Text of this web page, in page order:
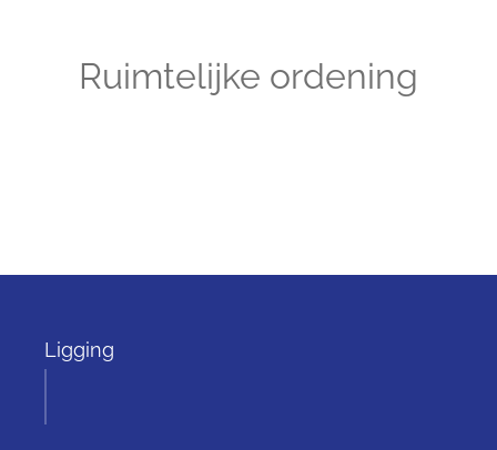
Ruimtelijke ordening
Ligging